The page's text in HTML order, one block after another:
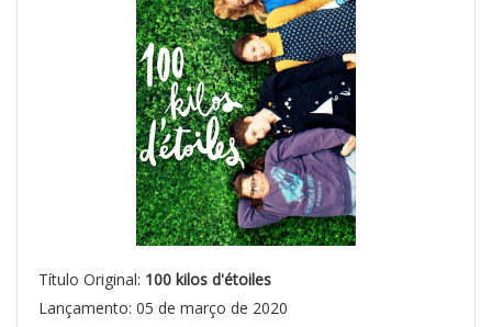
Título Original: 100 kilos d'étoiles
Lançamento: 05 de março de 2020